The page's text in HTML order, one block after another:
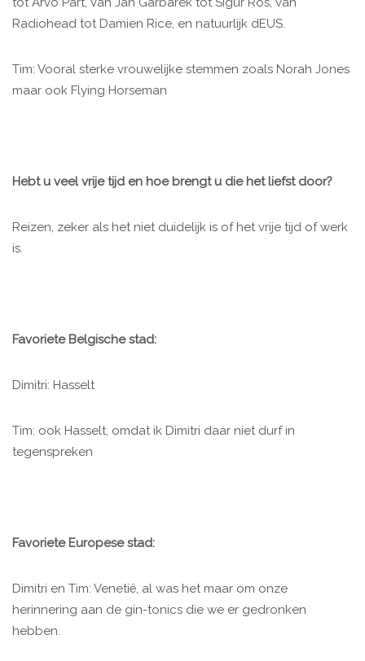
Radiohead tot Damien Rice, en natuurlijk dEUS.
Tim: Vooral sterke vrouwelijke stemmen zoals Norah Jones
maar ook Flying Horseman
Hebt u veel vrije tijd en hoe brengt u die het liefst door?
Reizen, zeker als het niet duidelijk is of het vrije tijd of werk
is.
Favoriete Belgische stad:
Dimitri: Hasselt
Tim: ook Hasselt, omdat ik Dimitri daar niet durf in
tegenspreken
Favoriete Europese stad:
Dimitri en Tim: Venetië, al was het maar om onze
herinnering aan de gin-tonics die we er gedronken
hebben.